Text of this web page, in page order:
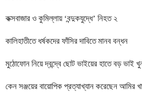
কক্সবাজার ও কুমিল্লায় ‘বন্দুকযুদ্ধে’ নিহত ২
কালিহাতীতে ধর্ষকদের ফাঁসির দাবিতে মানব বন্ধন
মুঠোফোন নিয়ে দ্বন্দ্বে ছোট ভাইয়ের হাতে বড় ভাই
কেন সঞ্জয়ের বায়োপিক প্রত্যাখ্যান করেছেন আমির